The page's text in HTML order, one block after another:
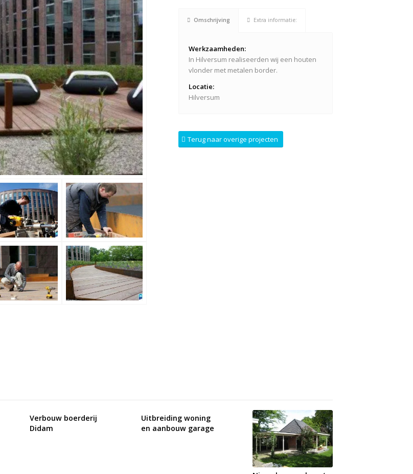
Omschrijving Extra informatie:
Werkzaamheden:
In Hilversum realiseerden wij een houten
vlonder met metalen border.
Locatie:
Hilversum
Terug naar overige projecten
Verbouw boerderij
Didam
Uitbreiding woning
en aanbouw garage